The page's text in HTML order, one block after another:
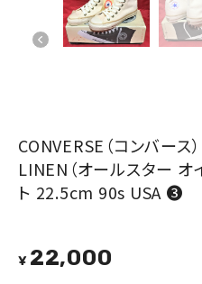
CONVERSE（コンバース
LINEN（オールスター オ
ト 22.5cm 90s USA ❸
¥ 22,000